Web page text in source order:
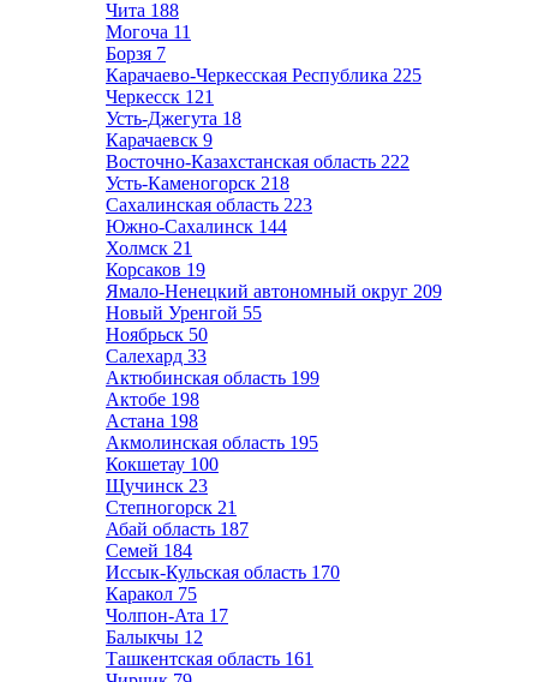
Чита 188
Могоча 11
Борзя 7
Карачаево-Черкесская Республика 225
Черкесск 121
Усть-Джегута 18
Карачаевск 9
Восточно-Казахстанская область 222
Усть-Каменогорск 218
Сахалинская область 223
Южно-Сахалинск 144
Холмск 21
Корсаков 19
Ямало-Ненецкий автономный округ 209
Новый Уренгой 55
Ноябрьск 50
Салехард 33
Актюбинская область 199
Актобе 198
Астана 198
Акмолинская область 195
Кокшетау 100
Щучинск 23
Степногорск 21
Абай область 187
Семей 184
Иссык-Кульская область 170
Каракол 75
Чолпон-Ата 17
Балыкчы 12
Ташкентская область 161